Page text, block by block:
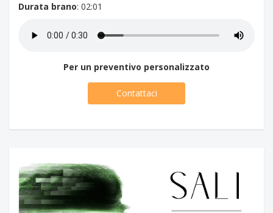
Durata brano: 02:01
Per un preventivo personalizzato
Contattaci